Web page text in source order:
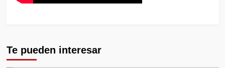
Te pueden interesar